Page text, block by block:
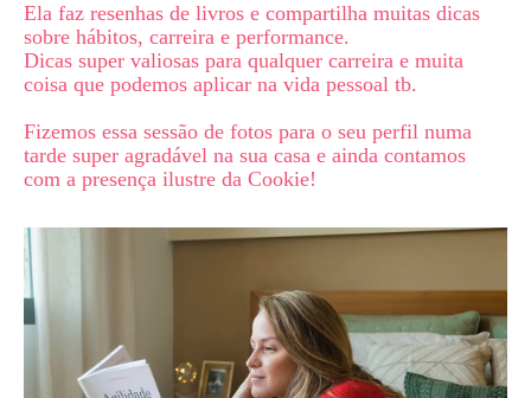
Ela faz resenhas de livros e compartilha muitas dicas
sobre hábitos, carreira e performance.⁣
Dicas super valiosas para qualquer carreira e muita
coisa que podemos aplicar na vida pessoal tb.⁣
Fizemos essa sessão de fotos para o seu perfil numa
tarde super agradável na sua casa e ainda contamos
com a presença ilustre da Cookie!